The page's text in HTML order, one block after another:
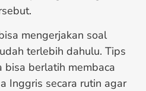
mengerjakan soal
terlebih dahulu. Tips
bisa berlatih membaca
Inggris secara rutin agar